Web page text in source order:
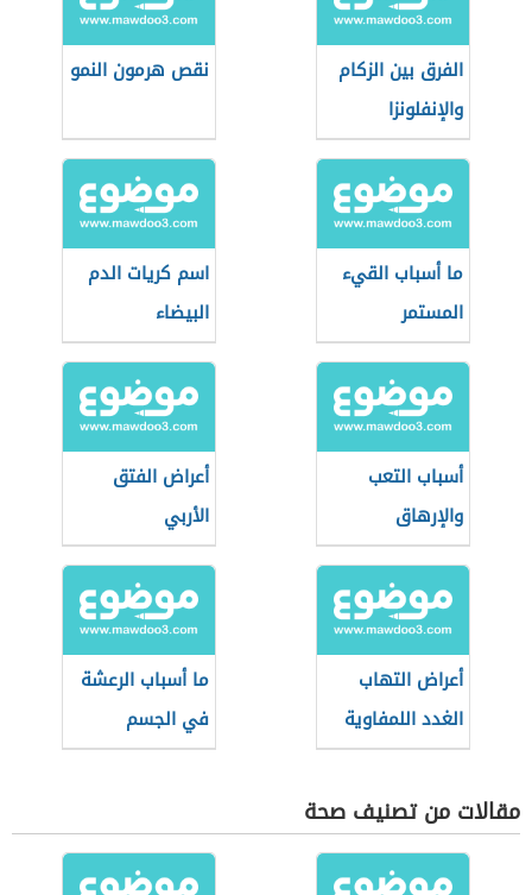
الفرق بين الزكام
والإنفلونزا
نقص هرمون النمو
ما أسباب القيء
المستمر
اسم كريات الدم
البيضاء
أسباب التعب
والإرهاق
أعراض الفتق
الأربي
أعراض التهاب
الغدد اللمفاوية
ما أسباب الرعشة
في الجسم
مقالات من تصنيف صحة